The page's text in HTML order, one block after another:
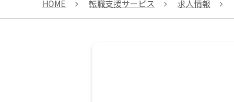
HOME 転職支援サービス 求人情報